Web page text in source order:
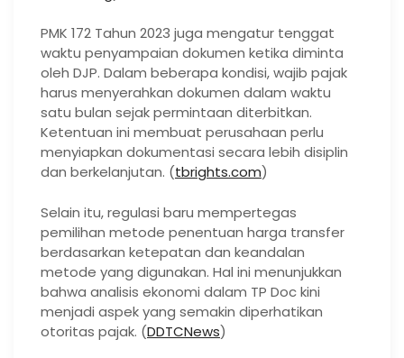
PMK 172 Tahun 2023 juga mengatur tenggat
waktu penyampaian dokumen ketika diminta
oleh DJP. Dalam beberapa kondisi, wajib pajak
harus menyerahkan dokumen dalam waktu
satu bulan sejak permintaan diterbitkan.
Ketentuan ini membuat perusahaan perlu
menyiapkan dokumentasi secara lebih disiplin
dan berkelanjutan. (tbrights.com)
Selain itu, regulasi baru mempertegas
pemilihan metode penentuan harga transfer
berdasarkan ketepatan dan keandalan
metode yang digunakan. Hal ini menunjukkan
bahwa analisis ekonomi dalam TP Doc kini
menjadi aspek yang semakin diperhatikan
otoritas pajak. (DDTCNews)